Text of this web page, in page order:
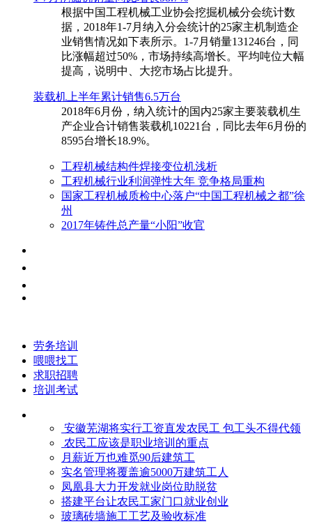
根据中国工程机械工业协会挖掘机械分会统计数
据，2018年1-7月纳入分会统计的25家主机制造企
业销售情况如下表所示。1-7月销量131246台，同
比涨幅超过50%，市场持续高增长。平均吨位大幅
提高，说明中、大挖市场占比提升。
装载机上半年累计销售6.5万台
​2018年6月份，纳入统计的国内25家主要装载机生
产企业合计销售装载机10221台，同比去年6月份的
8595台增长18.9%。
工程机械结构件焊接变位机浅析
工程机械行业利润弹性大年 竞争格局重构
国家工程机械质检中心落户“中国工程机械之都”徐
州
2017年铸件总产量“小阳”收官
劳务培训
喂喂找工
求职招聘
培训考试
安徽芜湖将实行工资直发农民工 包工头不得代领
农民工应该是职业培训的重点
月薪近万也难觅90后建筑工
实名管理将覆盖逾5000万建筑工人
凤凰县大力开发就业岗位助脱贫
搭建平台让农民工家门口就业创业
玻璃砖墙施工工艺及验收标准